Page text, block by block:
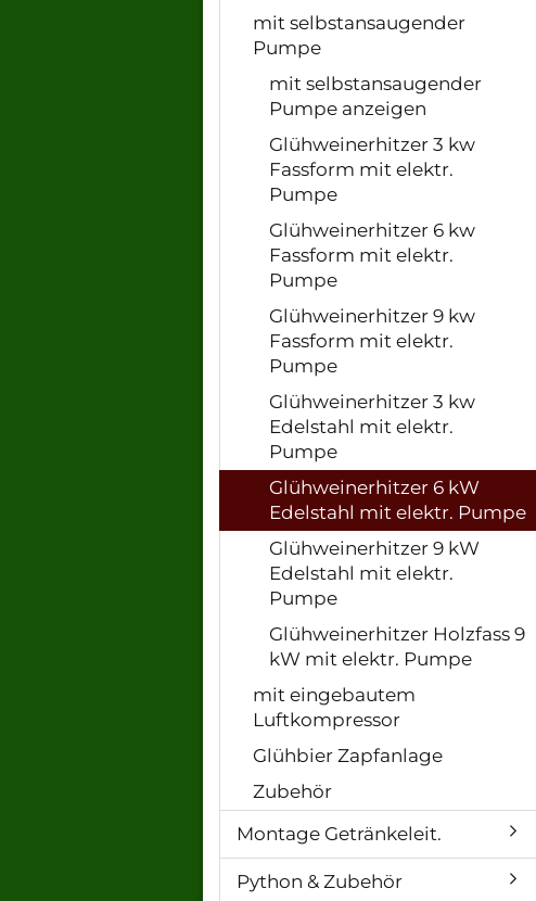
mit selbstansaugender
Pumpe
mit selbstansaugender
Pumpe anzeigen
Glühweinerhitzer 3 kw
Fassform mit elektr.
Pumpe
Glühweinerhitzer 6 kw
Fassform mit elektr.
Pumpe
Glühweinerhitzer 9 kw
Fassform mit elektr.
Pumpe
Glühweinerhitzer 3 kw
Edelstahl mit elektr.
Pumpe
Glühweinerhitzer 6 kW
Edelstahl mit elektr. Pumpe
Glühweinerhitzer 9 kW
Edelstahl mit elektr.
Pumpe
Glühweinerhitzer Holzfass 9
kW mit elektr. Pumpe
mit eingebautem
Luftkompressor
Glühbier Zapfanlage
Zubehör
Montage Getränkeleit.
Python & Zubehör